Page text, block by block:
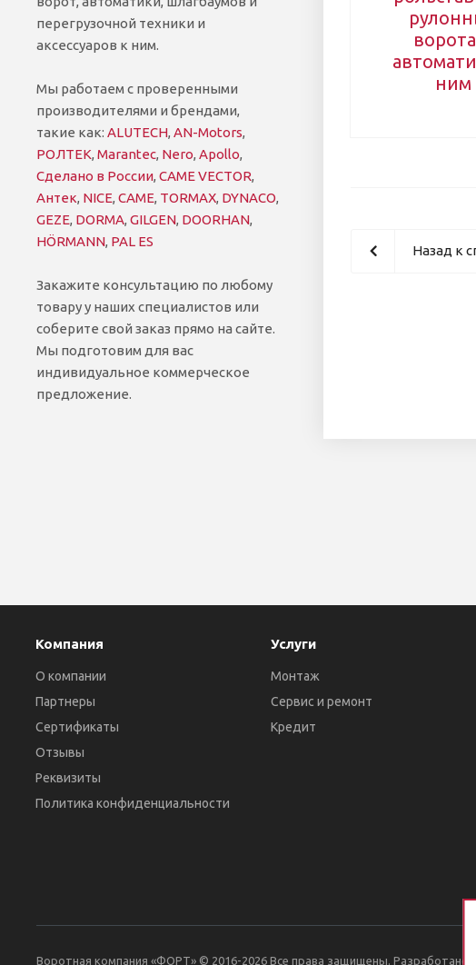
Назад к
перегрузочной техники и
аксессуаров к ним.
Мы работаем с проверенными
производителями и брендами,
такие как: ALUTECH, AN-Motors,
РОЛТЕК, Marantec, Nero, Apollo,
Сделано в России, CAME VECTOR,
Антек, NICE, CAME, TORMAX, DYNACO,
GEZE, DORMA, GILGEN, DOORHAN,
HÖRMANN, PAL ES
Закажите консультацию по любому
товару у наших специалистов или
соберите свой заказ прямо на сайте.
Мы подготовим для вас
индивидуальное коммерческое
предложение.
Компания
О компании
Партнеры
Сертификаты
Отзывы
Реквизиты
Политика конфиденциальности
Услуги
Монтаж
Сервис и ремонт
Кредит
Воротная компания «ФОРТ» © 2016-2026 Все права защищены. Разработано в